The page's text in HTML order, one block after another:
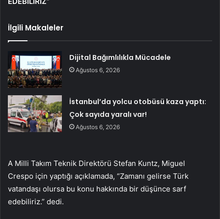
İlgili Makaleler
Dijital Bağımlılıkla Mücadele
Ağustos 6, 2026
İstanbul’da yolcu otobüsü kaza yaptı:
Çok sayıda yaralı var!
Ağustos 6, 2026
A Milli Takım Teknik Direktörü Stefan Kuntz, Miguel
Crespo için yaptığı açıklamada, “Zamanı gelirse Türk
vatandaşı olursa bu konu hakkında bir düşünce sarf
edebiliriz.” dedi.